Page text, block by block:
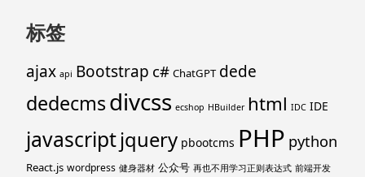
标签
ajax api Bootstrap c# ChatGPT dede
dedecmsdivcss ecshop HBuilder html IDC IDE
javascriptjquery pbootcms PHP python
React.js wordpress 健身器材 公众号 再也不用学习正则表达式 前端开发